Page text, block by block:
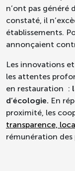
n’ont pas généré
constaté, il
établissements.
annonçaient
Les innovations
les attentes
en restauration :
d’écologie. En
proximité, les
transparence,
rémunération des